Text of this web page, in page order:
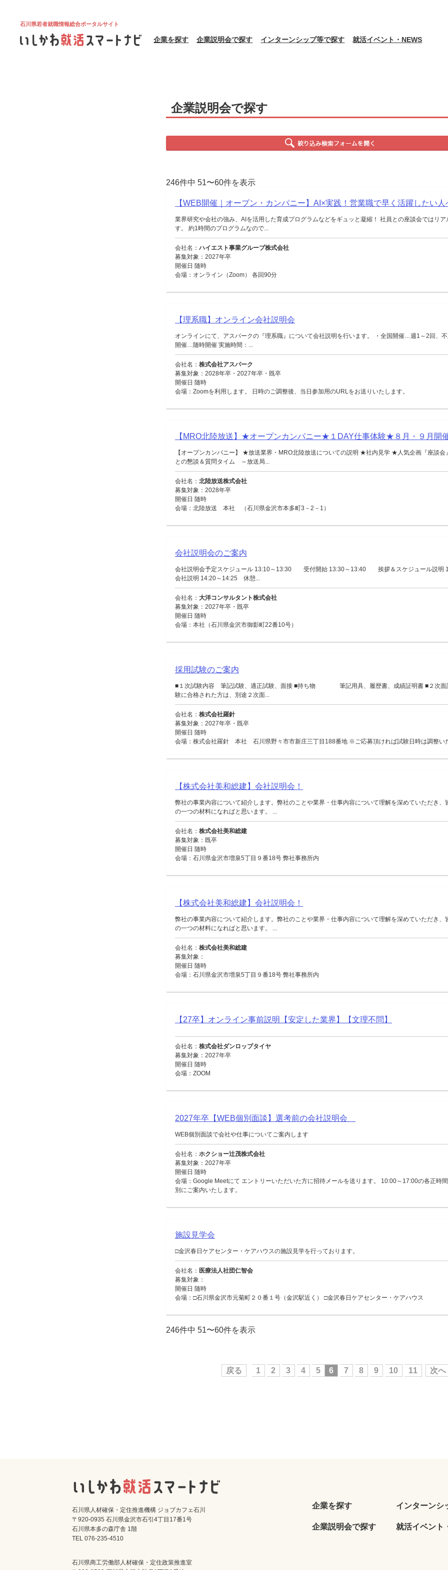
石川県若者就職情報総合ポータルサイト
企業を探す 企業説明会で探す インターンシップ等で探す 就活イベント・NEWS
企業説明会で探す
246件中 51〜60件を表示
【WEB開催｜オープン・カンパニー】AI×実践！営業職で早く活躍したい人
業界研究や会社の強み、AIを活用した育成プログラムなどをギュッと凝縮！ 社員との座談会ではリア
す。 約1時間のプログラムなので...
会社名： ハイエスト事業グループ株式会社
募集対象：2027年卒
開催日 随時
会場：オンライン（Zoom） 各回90分
【理系職】オンライン会社説明会
オンラインにて、アスパークの『理系職』について会社説明を行います。 ・全国開催…週1～2回、不
開催…随時開催 実施時間：...
会社名： 株式会社アスパーク
募集対象：2028年卒・2027年卒・既卒
開催日 随時
会場：Zoomを利用します。 日時のご調整後、当日参加用のURLをお送りいたします。
【MRO北陸放送】★オープンカンパニー★１DAY仕事体験★８月・９月開催
【オープンカンパニー】 ★放送業界・MRO北陸放送についての説明 ★社内見学 ★人気企画『座談
との懇談＆質問タイム ～放送局...
会社名： 北陸放送株式会社
募集対象：2028年卒
開催日 随時
会場：北陸放送 本社 （石川県金沢市本多町3－2－1）
会社説明会のご案内
会社説明会予定スケジュール 13:10～13:30 受付開始 13:30～13:40 挨拶＆スケジュール説明
会社説明 14:20～14:25 休憩...
会社名： 大洋コンサルタント株式会社
募集対象：2027年卒・既卒
開催日 随時
会場：本社（石川県金沢市御影町22番10号）
採用試験のご案内
■１次試験内容 筆記試験、適正試験、面接 ■持ち物 筆記用具、履歴書、成績証明書 ■２
験に合格された方は、別途２次面...
会社名： 株式会社羅針
募集対象：2027年卒・既卒
開催日 随時
会場：株式会社羅針 本社 石川県野々市市新庄三丁目188番地 ※ご応募頂ければ試験日時は調整い
【株式会社美和総建】会社説明会！
弊社の事業内容について紹介します。弊社のことや業界・仕事内容について理解を深めていただき、
の一つの材料になればと思います。 ...
会社名： 株式会社美和総建
募集対象：既卒
開催日 随時
会場：石川県金沢市増泉5丁目９番18号 弊社事務所内
【株式会社美和総建】会社説明会！
弊社の事業内容について紹介します。弊社のことや業界・仕事内容について理解を深めていただき、
の一つの材料になればと思います。 ...
会社名： 株式会社美和総建
募集対象：
開催日 随時
会場：石川県金沢市増泉5丁目９番18号 弊社事務所内
【27卒】オンライン事前説明【安定した業界】【文理不問】
会社名： 株式会社ダンロップタイヤ
募集対象：2027年卒
開催日 随時
会場：ZOOM
2027年卒【WEB個別面談】選考前の会社説明会
WEB個別面談で会社や仕事についてご案内します
会社名： ホクショー辻茂株式会社
募集対象：2027年卒
開催日 随時
会場：Google Meetにて エントリーいただいた方に招待メールを送ります。 10:00～17:00の各正時
別にご案内いたします。
施設見学会
□金沢春日ケアセンター・ケアハウスの施設見学を行っております。
会社名： 医療法人社団仁智会
募集対象：
開催日 随時
会場：□石川県金沢市元菊町２０番１号（金沢駅近く） □金沢春日ケアセンター・ケアハウス
246件中 51〜60件を表示
戻る 1 2 3 4 5 6 7 8 9 10 11 次へ
石川県人材確保・定住推進機構 ジョブカフェ石川
〒920-0935 石川県金沢市石引4丁目17番1号
石川県本多の森庁舎 1階
TEL 076-235-4510
石川県商工労働部人材確保・定住政策推進室
企業を探す
企業説明会で探す
インターンシ
就活イベント